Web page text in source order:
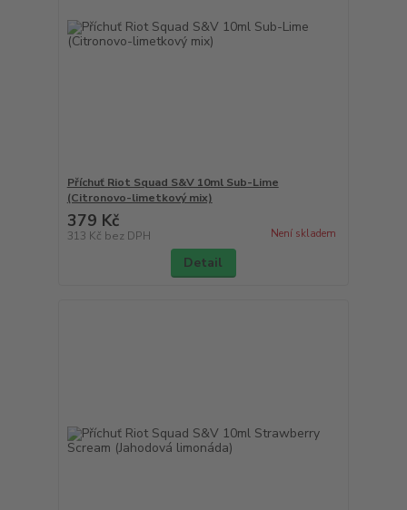
Příchuť Riot Squad S&V 10ml Sub-Lime
(Citronovo-limetkový mix)
379 Kč
313 Kč bez DPH Není skladem
Detail